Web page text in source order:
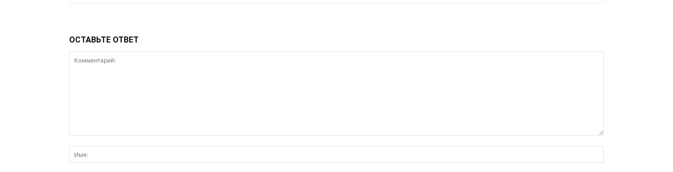
ОСТАВЬТЕ ОТВЕТ